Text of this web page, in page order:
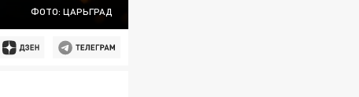
ФОТО: ЦАРЬГРАД